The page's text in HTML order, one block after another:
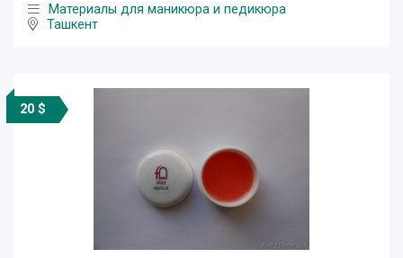
Материалы для маникюра и педикюра
Ташкент
20 $